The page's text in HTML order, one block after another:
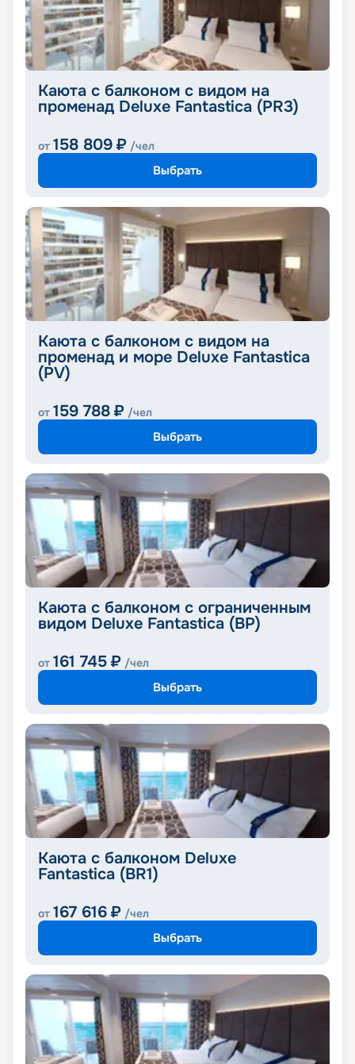
Каюта с балконом с видом на
променад Deluxe Fantastica (PR3)
от 158 809 ₽ /чел
Выбрать
Каюта с балконом с видом на
променад и море Deluxe Fantastica
(PV)
от 159 788 ₽ /чел
Выбрать
Каюта с балконом с ограниченным
видом Deluxe Fantastica (BP)
от 161 745 ₽ /чел
Выбрать
Каюта с балконом Deluxe
Fantastica (BR1)
от 167 616 ₽ /чел
Выбрать